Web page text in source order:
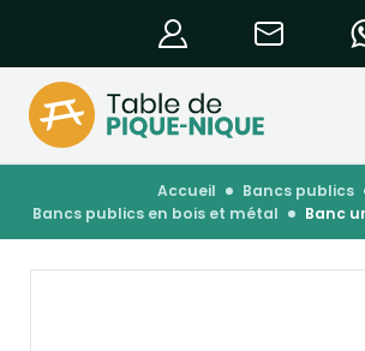
accueil
bancs publics
bancs publics en bois et métal
banc